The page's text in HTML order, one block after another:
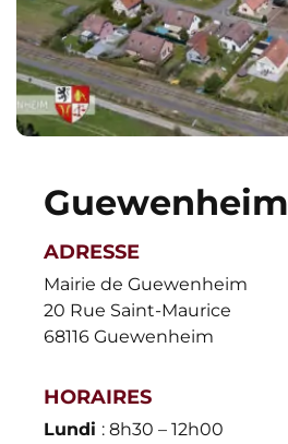
Guewenheim
ADRESSE
Mairie de Guewenheim
20 Rue Saint-Maurice
68116 Guewenheim
HORAIRES
Lundi : 8h30 – 12h00